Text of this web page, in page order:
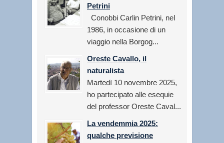
Petrini
Conobbi Carlin Petrini, nel
1986, in occasione di un
viaggio nella Borgog...
Oreste Cavallo, il
naturalista
Martedì 10 novembre 2025,
ho partecipato alle esequie
del professor Oreste Caval...
La vendemmia 2025:
qualche previsione